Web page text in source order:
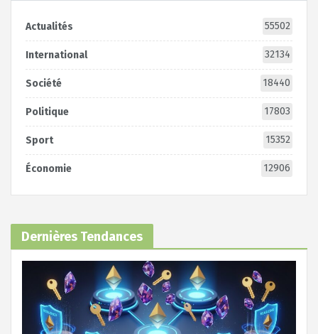
Actualités 55502
International 32134
Société 18440
Politique 17803
Sport 15352
Économie 12906
Dernières Tendances